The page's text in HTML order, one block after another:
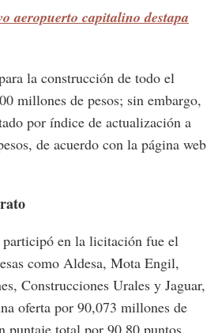
aeropuerto capitalino destapa
la construcción de todo el
millones de pesos; sin embargo,
por índice de actualización a
de acuerdo con la página web
en la licitación fue el
como Aldesa, Mota Engil,
Construcciones Urales y Jaguar,
oferta por 90,073 millones de
puntaje total por 90.80 puntos.